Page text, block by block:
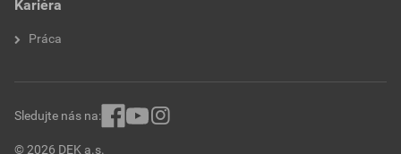
Kariéra
Práca
© 2026 DEK a.s.
Sledujte nás na: